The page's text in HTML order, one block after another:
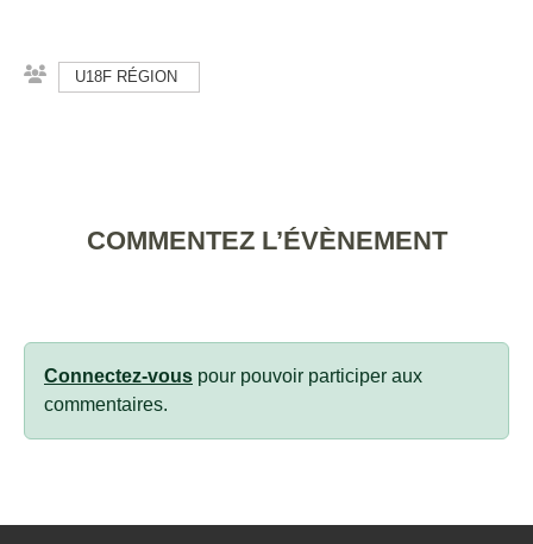
U18F RÉGION
COMMENTEZ L’ÉVÈNEMENT
Connectez-vous pour pouvoir participer aux
commentaires.